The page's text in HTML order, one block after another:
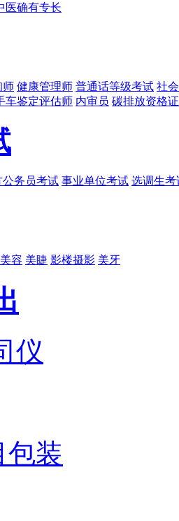
医确有专长
师 健康管理师 普通话等级考试 社
车鉴定评估师 内审员 碳排放资格证
公务员考试 事业单位考试 选调生考
美容 美睫 影楼摄影 美牙
仪
包装